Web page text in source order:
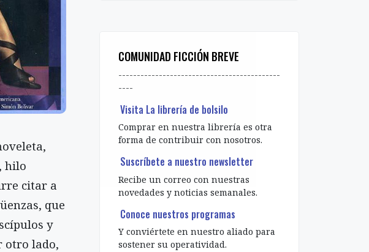
hilo
citar a
que
y
otro lado,
COMUNIDAD FICCIÓN BREVE
--------------------------------------------
----
Visita La librería de bolsilo
Comprar en nuestra librería es otra
forma de contribuir con nosotros.
Suscríbete a nuestro newsletter
Recibe un correo con nuestras
novedades y noticias semanales.
Conoce nuestros programas
Y conviértete en nuestro aliado para
sostener su operatividad.